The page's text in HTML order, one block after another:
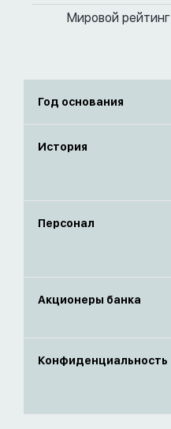
Мировой рейтинг
Год основания
История
Персонал
Акционеры банка
Конфиденциальность